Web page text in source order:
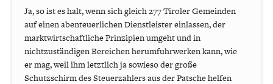
Ja, so ist es halt, wenn sich gleich 277 Tiroler Gemeinden
auf einen abenteuerlichen Dienstleister einlassen, der
marktwirtschaftliche Prinzipien umgeht und in
nichtzuständigen Bereichen herumfuhrwerken kann, wie
er mag, weil ihm letztlich ja sowieso der große
Schutzschirm des Steuerzahlers aus der Patsche helfen